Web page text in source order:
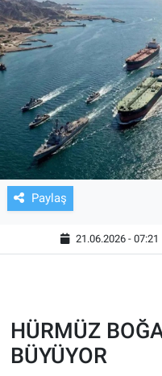
Paylaş
21.06.2026 - 07:21
HÜRMÜZ
BÜYÜYOR
TV VE SİNEMA
BASKETBOL
SAĞLIK
GENEL
KÜLTÜR SANAT
ASAYİŞ
EĞİTİM
ÇEVRE